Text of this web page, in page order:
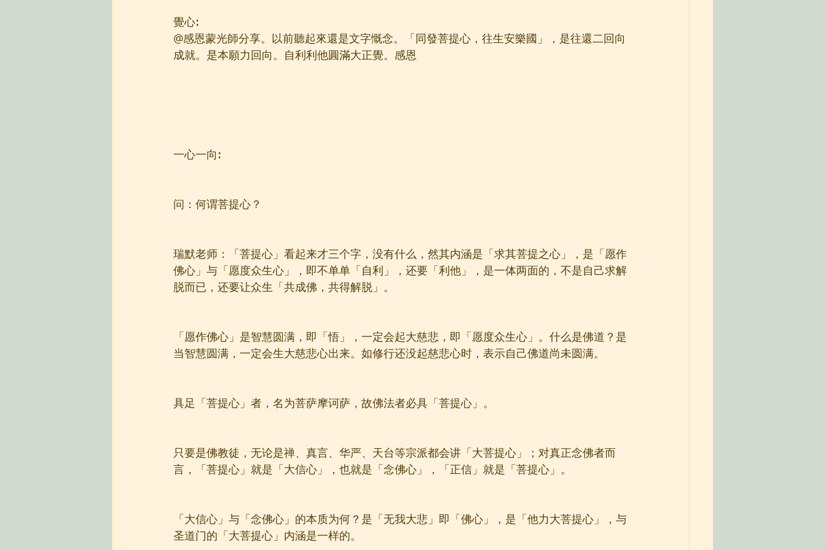
覺心:
@感恩蒙光師分享。以前聽起來還是文字慨念。「同發菩提心，往生安樂國」，是往還二回向
成就。是本願力回向。自利利他圓滿大正覺。感恩
一心一向:
问：何谓菩提心？
瑞默老师：「菩提心」看起来才三个字，没有什么，然其内涵是「求其菩提之心」，是「愿作
佛心」与「愿度众生心」，即不单单「自利」，还要「利他」，是一体两面的，不是自己求解
脱而已，还要让众生「共成佛，共得解脱」。
「愿作佛心」是智慧圆满，即「悟」，一定会起大慈悲，即「愿度众生心」。什么是佛道？是
当智慧圆满，一定会生大慈悲心出来。如修行还没起慈悲心时，表示自己佛道尚未圆满。
具足「菩提心」者，名为菩萨摩诃萨，故佛法者必具「菩提心」。
只要是佛教徒，无论是禅、真言、华严、天台等宗派都会讲「大菩提心」；对真正念佛者而
言，「菩提心」就是「大信心」，也就是「念佛心」，「正信」就是「菩提心」。
「大信心」与「念佛心」的本质为何？是「无我大悲」即「佛心」，是「他力大菩提心」，与
圣道门的「大菩提心」内涵是一样的。